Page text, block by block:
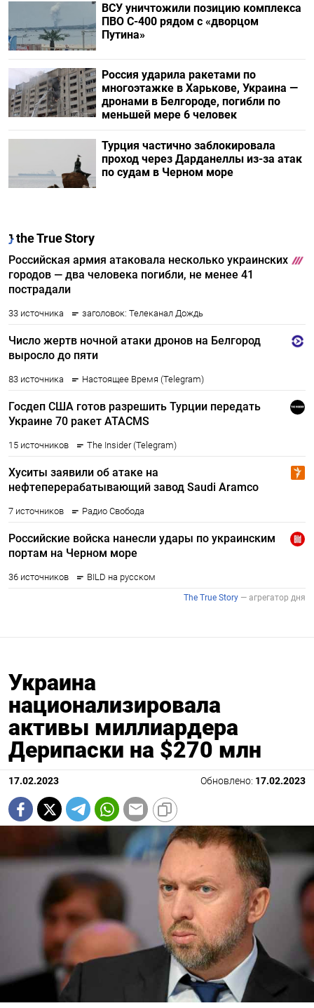
ВСУ уничтожили позицию комплекса
ПВО С-400 рядом с «дворцом
Путина»
Россия ударила ракетами по
многоэтажке в Харькове, Украина —
дронами в Белгороде, погибли по
меньшей мере 6 человек
Турция частично заблокировала
проход через Дарданеллы из-за атак
по судам в Черном море
Украина
национализировала
активы миллиардера
Дерипаски на $270 млн
17.02.2023 Обновлено: 17.02.2023